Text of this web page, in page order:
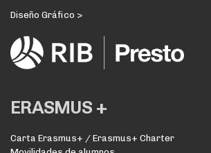
Diseño Gráfico >
ERASMUS +
Carta Erasmus+ / Erasmus+ Charter